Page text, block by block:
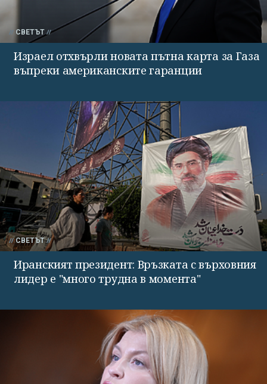
СВЕТЪТ
Израел отхвърли новата пътна карта за Газа
въпреки американските гаранции
СВЕТЪТ
Иранският президент: Връзката с върховния
лидер е "много трудна в момента"